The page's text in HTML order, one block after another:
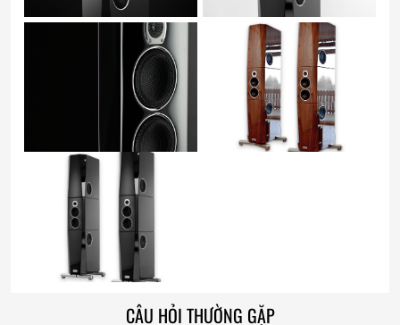
CÂU HỎI THƯỜNG GẶP